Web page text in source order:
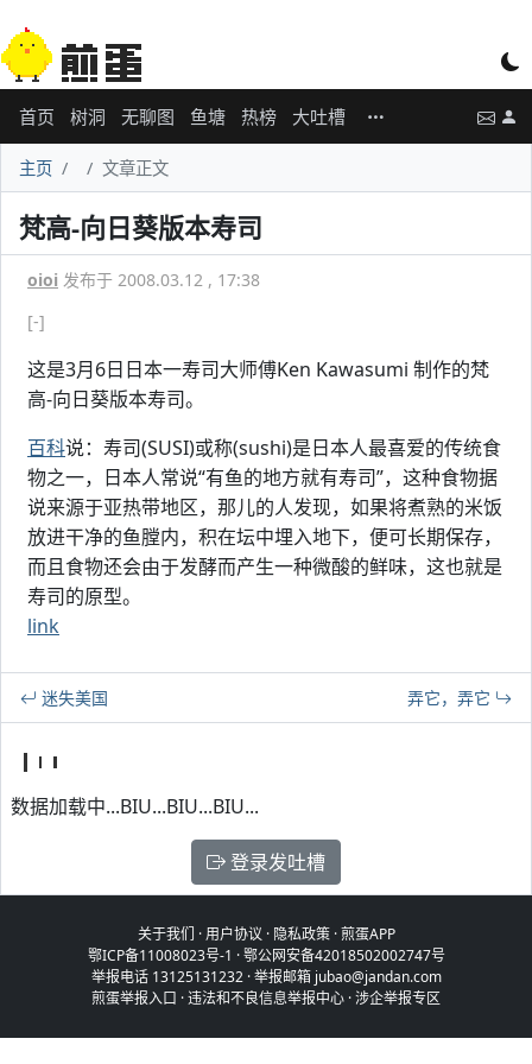
首页 树洞 无聊图 鱼塘 热榜 大吐槽
主页 文章正文
梵高-向日葵版本寿司
oioi 发布于 2008.03.12 , 17:38
[-]
这是3月6日日本一寿司大师傅Ken Kawasumi 制作的梵
高-向日葵版本寿司。
百科说：寿司(SUSI)或称(sushi)是日本人最喜爱的传统食
物之一，日本人常说“有鱼的地方就有寿司”，这种食物据
说来源于亚热带地区，那儿的人发现，如果将煮熟的米饭
放进干净的鱼膛内，积在坛中埋入地下，便可长期保存，
而且食物还会由于发酵而产生一种微酸的鲜味，这也就是
寿司的原型。
link
迷失美国 弄它，弄它
数据加载中...BIU...BIU...BIU...
登录发吐槽
关于我们 ·用户协议 · 隐私政策·煎蛋APP
鄂ICP备11008023号-1 ·鄂公网安备42018502002747号
举报电话 13125131232 · 举报邮箱 jubao@jandan.com
煎蛋举报入口 ·违法和不良信息举报中心 ·涉企举报专区